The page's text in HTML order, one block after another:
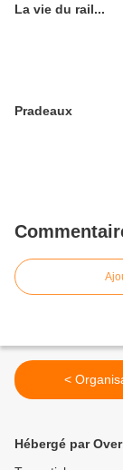
La vie du rail...
Pradeaux
<
Hébergé par